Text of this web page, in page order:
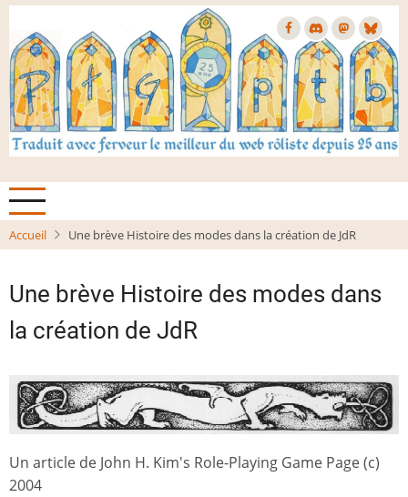
Aller
contenu
principal
Accueil Une brève Histoire des modes dans la création de JdR
Une brève Histoire des modes dans
la création de JdR
Un article de John H. Kim's Role-Playing Game Page (c)
2004